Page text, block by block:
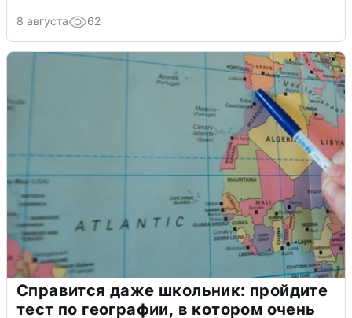
8 августа 62
Справится даже школьник: пройдите
тест по географии, в котором очень